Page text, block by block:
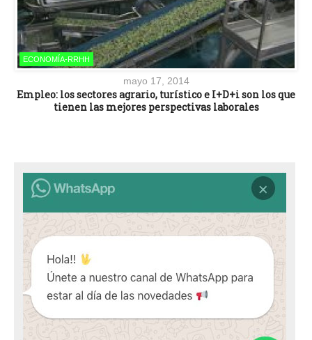
ECONOMÍA-RRHH
mayo 17, 2014
Empleo: los sectores agrario, turístico e I+D+i son los que
tienen las mejores perspectivas laborales